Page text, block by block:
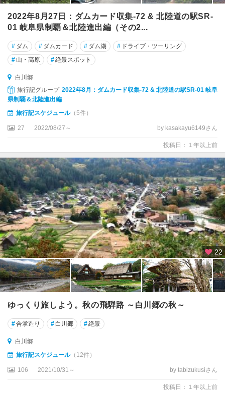
郡
上
幡
・
ひ
る
が
の
高
呂
・
濁
河
・
鈴
蘭
高
原
飛
騨
・
高
・
白
川
郷
川
2022年8月27日：ダムカード収集-72 & 北陸道の駅SR-
01 岐阜県制覇＆北陸進出編（その2...
# ダム # ダムカード # ダム湖 # ドライブ・ツーリング
# 山・高原 #絶景スポット
白川郷
旅行記グループ 2022年8月：ダムカード収集-72 & 北陸道の駅SR-01 岐阜
県制覇＆北陸進出編
旅行記スケジュール（5件）
27 2022/08/27～ by kasakayu6149さん
投稿日：１年以上前
22
ゆっくり旅しよう。秋の飛騨路 ～白川郷の秋～
#合掌造り # 白川郷 #絶景
白川郷
旅行記スケジュール（12件）
106 2021/10/31～ by tabizukusiさん
投稿日：１年以上前